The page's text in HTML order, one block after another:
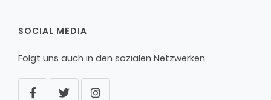
SOCIAL MEDIA
Folgt uns auch in den sozialen Netzwerken